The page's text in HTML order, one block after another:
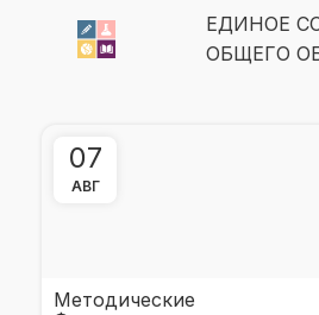
ЕДИНОЕ
ОБЩЕГО
07
АВГ
Методические